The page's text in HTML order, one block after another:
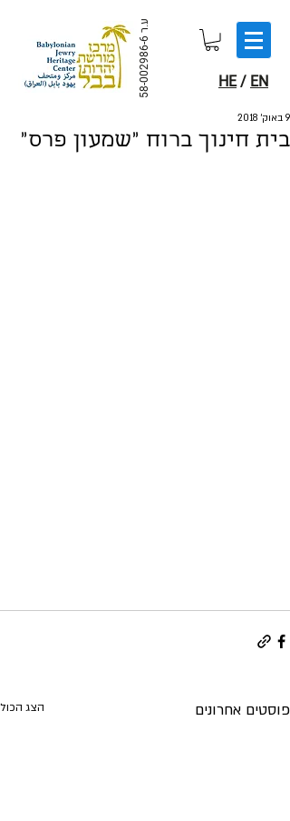
ע.ר
58-002986-6 HE/ EN
בית חינוך ברוח "שמעון פרס"
9 באוק׳ 2018
פוסטים אחרונים הצג הכול